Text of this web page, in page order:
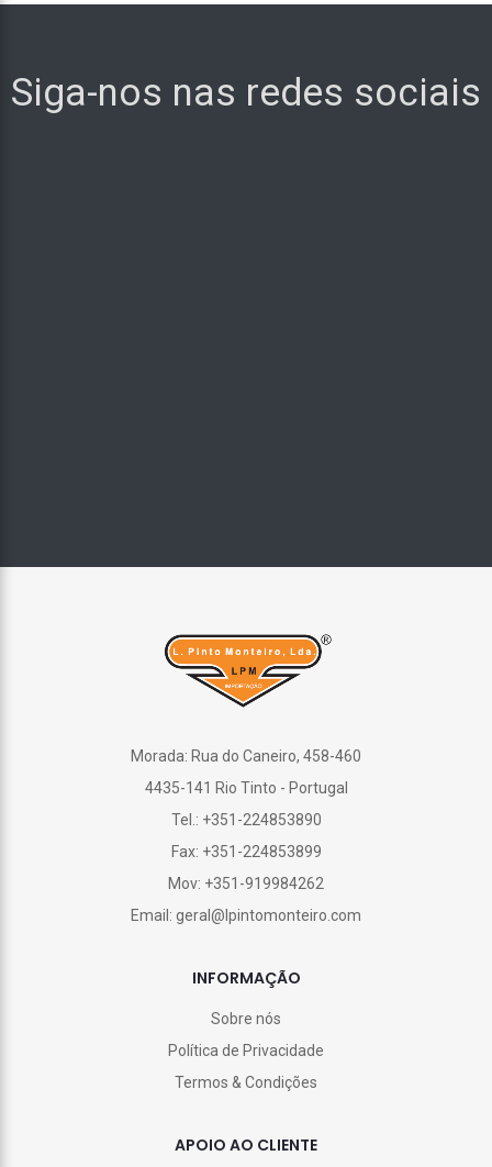
Siga-nos nas redes sociais
Morada: Rua do Caneiro, 458-460
4435-141 Rio Tinto - Portugal
Tel.: +351-224853890
Fax: +351-224853899
Mov: +351-919984262
Email: geral@lpintomonteiro.com
INFORMAÇÃO
Sobre nós
Política de Privacidade
Termos & Condições
APOIO AO CLIENTE